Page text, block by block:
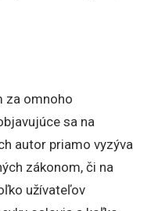
za omnoho
sa na
autor priamo vyzýva
zákonom, či na
užívateľov